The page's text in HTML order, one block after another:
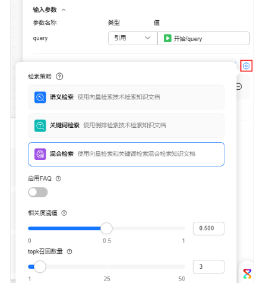
员
管
源
与
订
阅
审
计
附
录